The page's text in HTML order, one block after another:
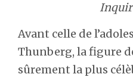
Avant celle de
Thunberg, la figure
sûrement la plus